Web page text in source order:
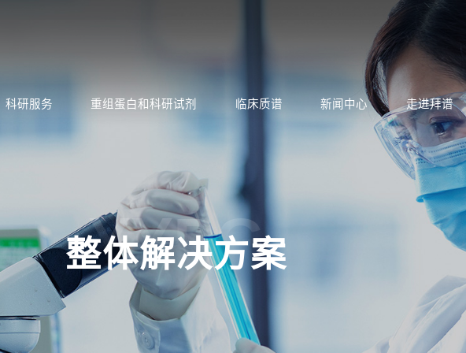
科研服务 重组蛋白和科研试剂 临床质谱 新闻中心 走进拜谱
YYPG
整体解决方案